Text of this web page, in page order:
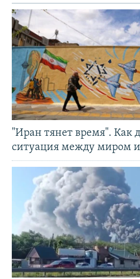
"Иран тянет время". Как
ситуация между миром